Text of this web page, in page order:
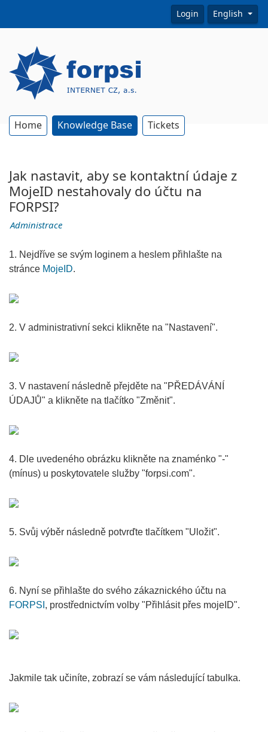
Login English
Home Knowledge Base Tickets
Jak nastavit, aby se kontaktní údaje z
MojeID nestahovaly do účtu na
FORPSI?
Administrace
1. Nejdříve se svým loginem a heslem přihlašte na
stránce MojeID.
2. V administrativní sekci klikněte na "Nastavení".
3. V nastavení následně přejděte na "PŘEDÁVÁNÍ
ÚDAJŮ" a klikněte na tlačítko "Změnit".
4. Dle uvedeného obrázku klikněte na znaménko "-"
(mínus) u poskytovatele služby "forpsi.com".
5. Svůj výběr následně potvrďte tlačítkem "Uložit".
6. Nyní se přihlašte do svého zákaznického účtu na
FORPSI , prostřednictvím volby "Přihlásit přes mojeID".
Jakmile tak učiníte, zobrazí se vám následující tabulka.